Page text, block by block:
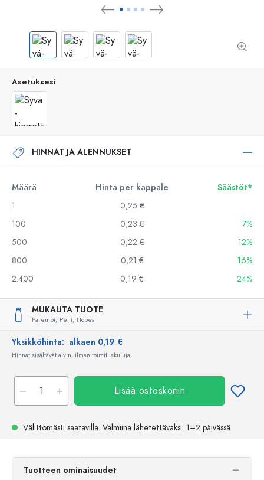
Asetuksesi
HINNAT JA ALENNUKSET
Määrä Hinta per kappale
Säästöt*
1
0,25 €
100
0,23 €
7%
500
0,22 €
12%
800
0,21 €
16%
2.400
0,19 € 24%
MUKAUTA TUOTE
Parempi, Pelti, Hopea
Yksikköhinta: alkaen 0,19 €
Hinnat sisältävät alv:n, ilman toimituskuluja
Lisää ostoskoriin
Välittömästi saatavilla. Valmiina lähetettäväksi: 1–2 päivässä
Tuotteen ominaisuudet